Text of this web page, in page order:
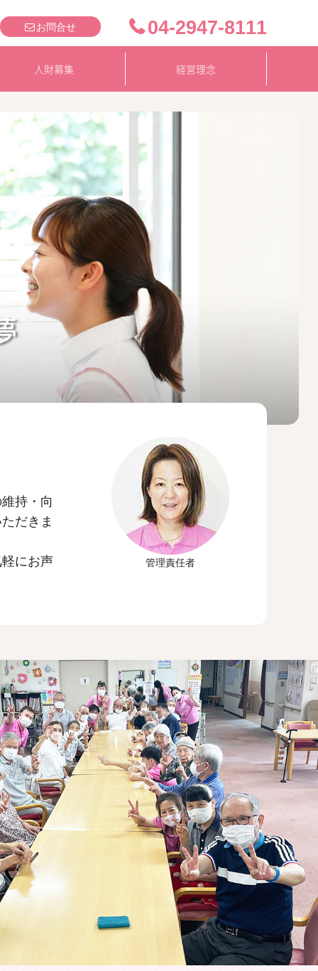
お問合せ 04-2947-8111
人財募集 経営理念
持・向
だきま
にお声 管理責任者